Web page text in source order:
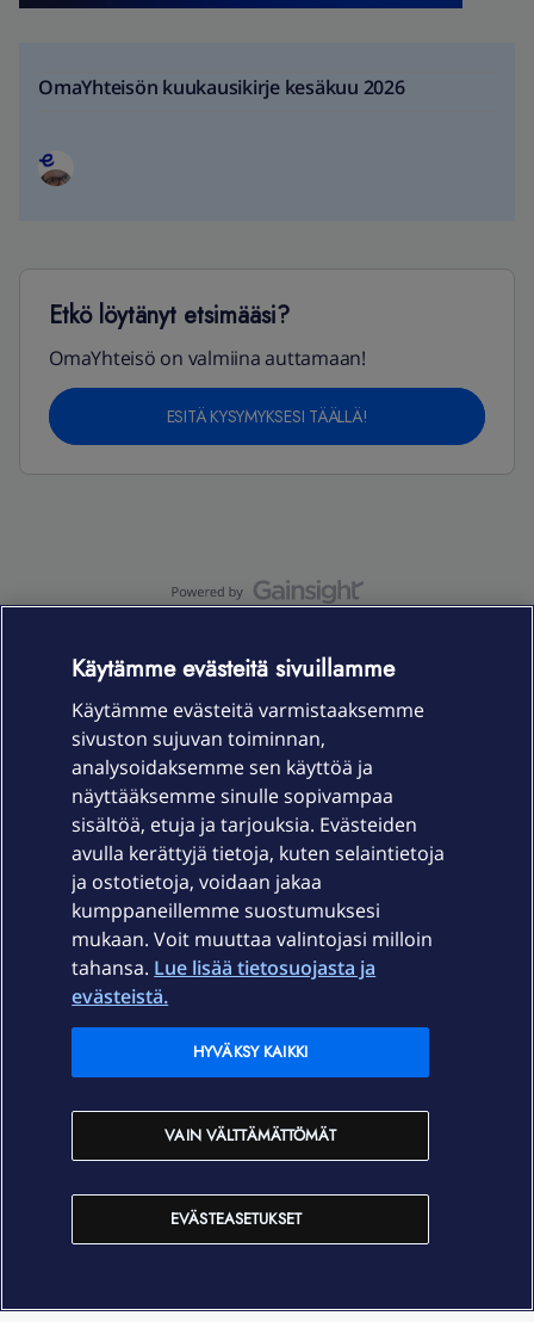
OmaYhteisön kuukausikirje kesäkuu 2026
Etkö löytänyt etsimääsi?
OmaYhteisö on valmiina auttamaan!
ESITÄ KYSYMYKSESI TÄÄLLÄ!
Laitteet & liittymät
Palvelut
Ajankohtaista
In English
Käytämme evästeitä sivuillamme
Käytämme evästeitä varmistaaksemme
sivuston sujuvan toiminnan,
analysoidaksemme sen käyttöä ja
näyttääksemme sinulle sopivampaa
sisältöä, etuja ja tarjouksia. Evästeiden
avulla kerättyjä tietoja, kuten selaintietoja
ja ostotietoja, voidaan jakaa
kumppaneillemme suostumuksesi
mukaan. Voit muuttaa valintojasi milloin
tahansa. Lue lisää tietosuojasta ja
evästeistä.
EVÄSTEASETUKSET
VAIN VÄLTTÄMÄTTÖMÄT
HYVÄKSY KAIKKI